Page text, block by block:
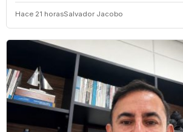
Hace 21 horasSalvador Jacobo